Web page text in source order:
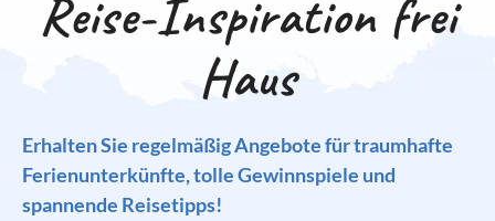
Reise-Inspiration frei
Haus
Erhalten Sie regelmäßig Angebote für traumhafte
Ferienunterkünfte, tolle Gewinnspiele und
spannende Reisetipps!